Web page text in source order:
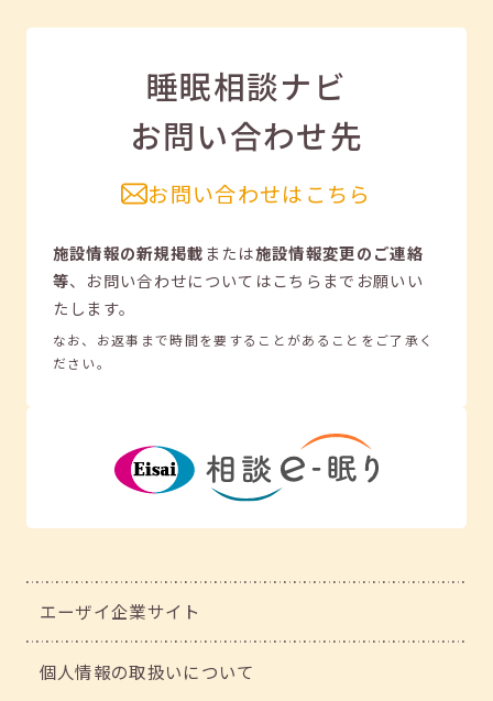
睡眠相談ナビ
お問い合わせ先
お問い合わせはこちら
施設情報の新規掲載または施設情報変更のご連絡
等、 お問い合わせについてはこちらまでお願いい
たします。
なお、お返事まで時間を要することがあることをご了承く
ださい。
エーザイ企業サイト
個人情報の取扱いについて